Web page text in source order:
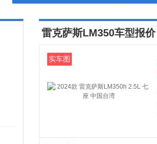
雷克萨斯LM350车型报价
实车图